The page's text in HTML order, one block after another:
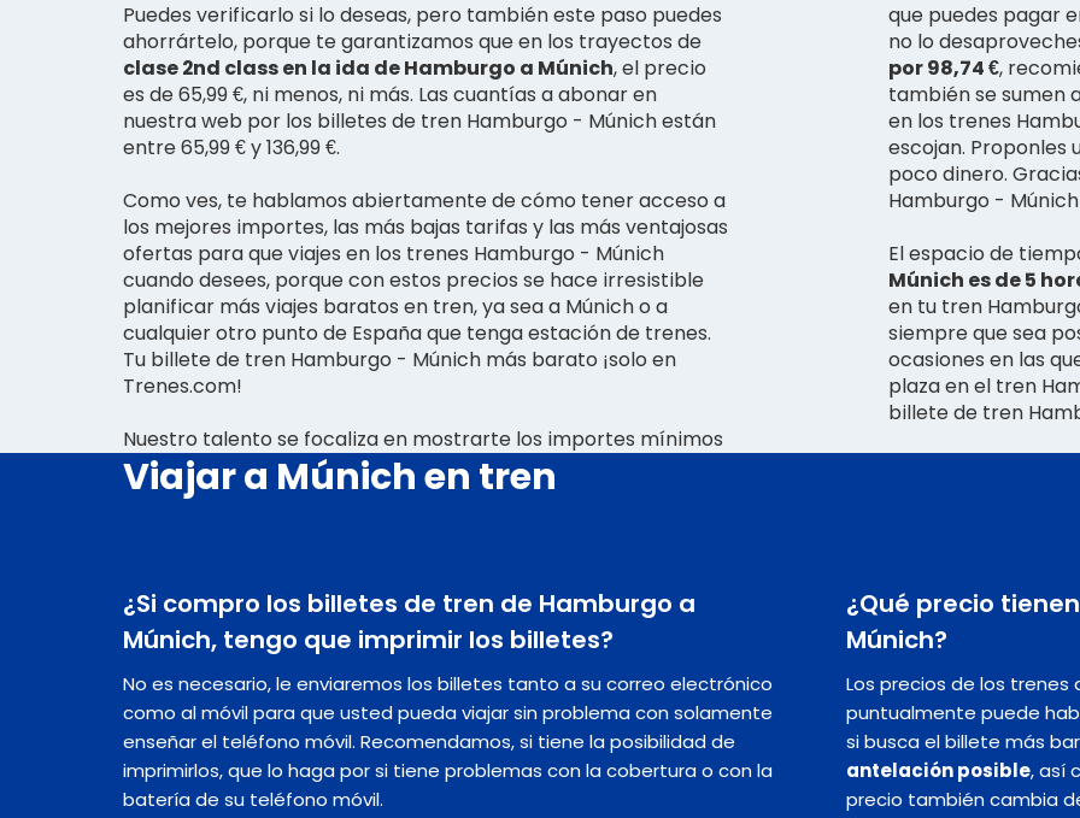
Puedes verificarlo si lo deseas, pero también este paso puedes
ahorrártelo, porque te garantizamos que en los trayectos de
clase 2nd class en la ida de Hamburgo a Múnich, el precio
es de 65,99 €, ni menos, ni más. Las cuantías a abonar en
nuestra web por los billetes de tren Hamburgo - Múnich están
entre 65,99 € y 136,99 €.
Como ves, te hablamos abiertamente de cómo tener acceso a
los mejores importes, las más bajas tarifas y las más ventajosas
ofertas para que viajes en los trenes Hamburgo - Múnich
cuando desees, porque con estos precios se hace irresistible
planificar más viajes baratos en tren, ya sea a Múnich o a
cualquier otro punto de España que tenga estación de trenes.
Tu billete de tren Hamburgo - Múnich más barato ¡solo en
Trenes.com!
Nuestro talento se focaliza en mostrarte los importes mínimos
que puedes pagar
no lo
por 98,74 €,
también se sumen
en los trenes
escojan. Proponles
poco dinero.
Hamburgo -
El espacio de
Múnich es de 5
en tu tren
siempre que sea
ocasiones en las
plaza en el tren
billete de tren
Viajar a Múnich en tren
¿Si compro los billetes de tren de Hamburgo a
Múnich, tengo que imprimir los billetes?
No es necesario, le enviaremos los billetes tanto a su correo electrónico
como al móvil para que usted pueda viajar sin problema con solamente
enseñar el teléfono móvil. Recomendamos, si tiene la posibilidad de
imprimirlos, que lo haga por si tiene problemas con la cobertura o con la
batería de su teléfono móvil.
¿Qué precio
Múnich?
Los precios de los trenes
puntualmente puede
si busca el billete más
antelación posible, así
precio también cambia